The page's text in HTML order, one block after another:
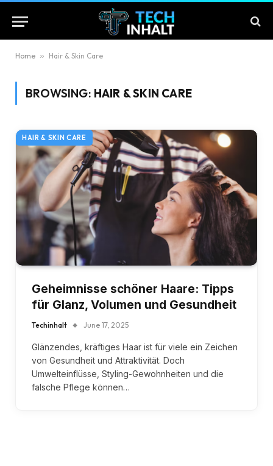
Home » Hair & Skin Care
BROWSING: HAIR & SKIN CARE
HAIR & SKIN CARE
Geheimnisse schöner Haare: Tipps
für Glanz, Volumen und Gesundheit
Techinhalt June 17, 2025
Glänzendes, kräftiges Haar ist für viele ein Zeichen
von Gesundheit und Attraktivität. Doch
Umwelteinflüsse, Styling-Gewohnheiten und die
falsche Pflege können…